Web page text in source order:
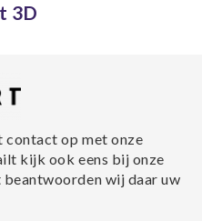
3D
contact op met onze
kijk ook eens bij onze
wij daar uw